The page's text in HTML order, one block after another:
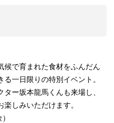
候で育まれた食材をふんだん
一日限りの特別イベント。
ー坂本龍馬くんも来場し、
しみいただけます。